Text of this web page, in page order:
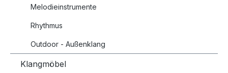
Melodieinstrumente
Rhythmus
Outdoor - Außenklang
Klangmöbel